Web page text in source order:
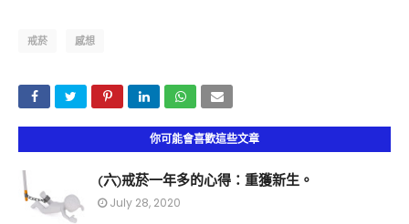
戒菸 感想
你可能會喜歡這些文章
(六)戒菸一年多的心得：重獲新生。
July 28, 2020